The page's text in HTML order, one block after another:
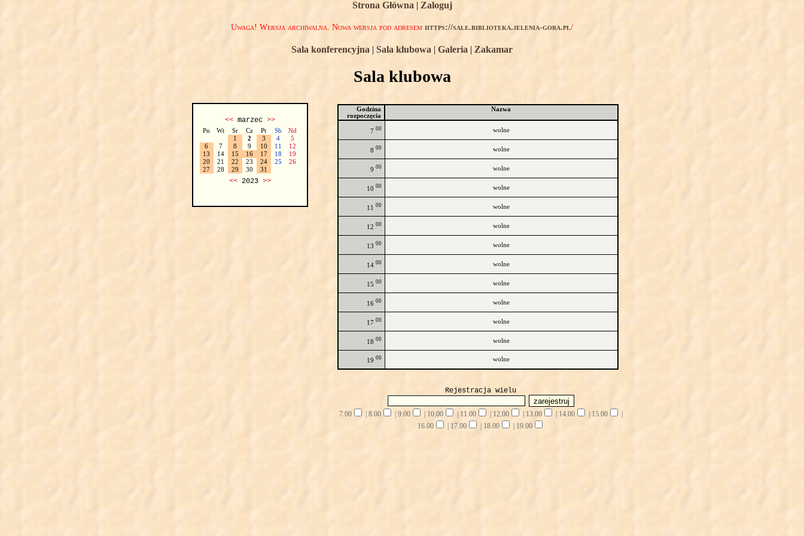
Strona Główna | Zaloguj
Uwaga! Wersja archiwalna. Nowa wersja pod adresem https://sale.biblioteka.jelenia-gora.pl/
Sala konferencyjna | Sala klubowa | Galeria | Zakamar
Sala klubowa
<<marzec >>
Pn Wt Sr Cz Pt Sb
Nd
1
2 3 4
5
6
7 8 9 10 11
12
13
14 15 16 17 18
19
20
21 22 23 24 25
26
27
28 29 30 31
<<2023 >>
Godzina
rozpoczęcia
Nazwa
7 00 wolne
8 00 wolne
9 00 wolne
10 00 wolne
11 00 wolne
12 00 wolne
13 00 wolne
14 00 wolne
15 00 wolne
16 00 wolne
17 00 wolne
18 00 wolne
19 00 wolne
Rejestracja wielu
7.00 8.00 9.00 10.00 11.00 12.00 13.00 14.00 15.00
16.00
17.00 18.00 19.00